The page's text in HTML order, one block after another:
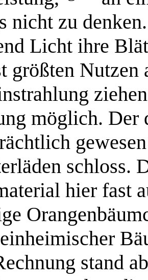
nicht zu
Licht ihre
größten Nutzen
möglich. Der
schloss.
hier fast
stand